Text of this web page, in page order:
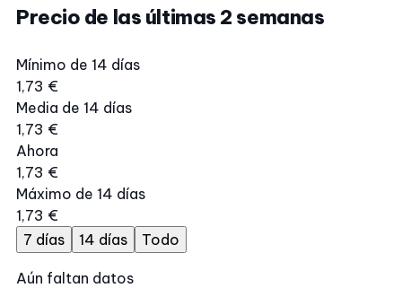
Precio de las últimas 2 semanas
Mínimo de 14 días
1,73 €
Media de 14 días
1,73 €
Ahora
1,73 €
Máximo de 14 días
1,73 €
7 días
14 días Todo
Aún faltan datos